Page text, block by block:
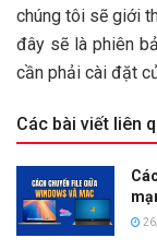
chúng tôi sẽ giới
đây sẽ là phiên
cần phải cài đặt
Các bài viết liên